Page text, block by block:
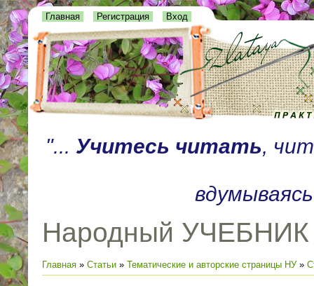
Главная Регистрация Вход
"... Учитесь читать,
Народный УЧЕБНИК
Главная » Статьи » Тематические и авторские страницы НУ»